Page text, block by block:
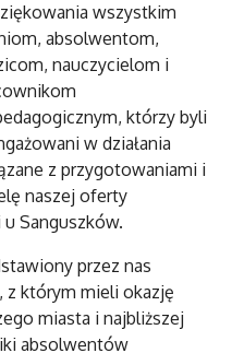
wszystkim
absolwentom,
nauczycielom i
którzy byli
w działania
z przygotowaniami i
naszej oferty
Sanguszków.
przez nas
z którym mieli okazję
miasta i najbliższej
absolwentów